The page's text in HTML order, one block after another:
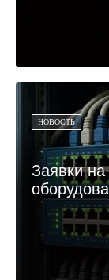
НОВОСТЬ
Заявки на